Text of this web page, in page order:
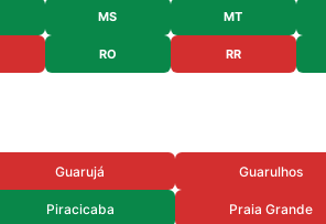
MS MT
RO RR
Guarujá Guarulhos
Piracicaba Praia Grande